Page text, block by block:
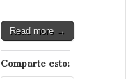
Read more →
Comparte esto: